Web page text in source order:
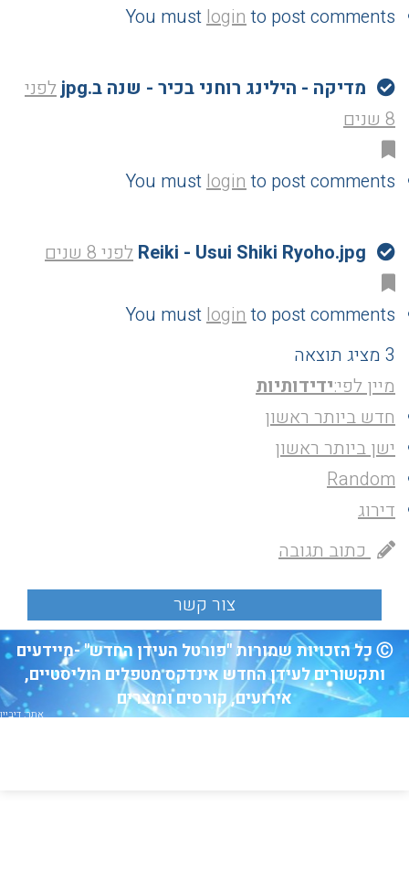
You mustloginto post comments
מדיקה - הילינג רוחני בכיר - שנה ב.jpg
לפני
8 שנים
You mustloginto post comments
Reiki - Usui Shiki Ryoho.jpg לפני 8 שנים
You mustloginto post comments
3 מציג תוצאה
מיין לפי:ידידותיות
חדש ביותר ראשון
ישן ביותר ראשון
Random
דירוג
כתוב תגובה
Ⓒ כל הזכויות שמורות "פורטל העידן החדש" -מיידעים
ותקשורים לעידן החדש אינדקס מטפלים הוליסטיים,
אירועים, קורסים ומוצרים
אתר: דיביין